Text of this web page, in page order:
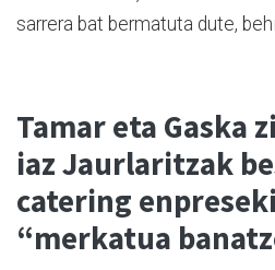
sarrera bat bermatuta dute,
Tamar eta Gaska
iaz Jaurlaritzak
catering
“merkatua